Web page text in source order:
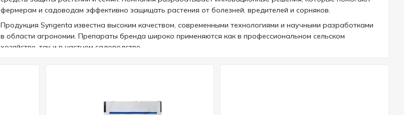
фермерам и садоводам эффективно защищать растения от болезней, вредителей и сорняков.
Продукция Syngenta известна высоким качеством, современными технологиями и научными разработками
в области агрономии. Препараты бренда широко применяются как в профессиональном сельском
хозяйстве, так и в частном садоводстве.
гербициды для контроля сорняков